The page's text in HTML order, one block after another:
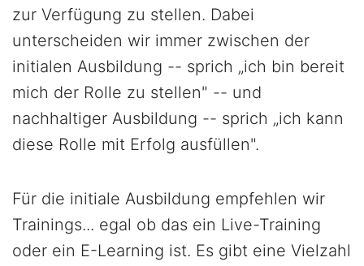
zur Verfügung zu stellen. Dabei
unterscheiden wir immer zwischen der
initialen Ausbildung -- sprich „ich bin bereit
mich der Rolle zu stellen" -- und
nachhaltiger Ausbildung -- sprich „ich kann
diese Rolle mit Erfolg ausfüllen".
Für die initiale Ausbildung empfehlen wir
Trainings... egal ob das ein Live-Training
oder ein E-Learning ist. Es gibt eine Vielzahl